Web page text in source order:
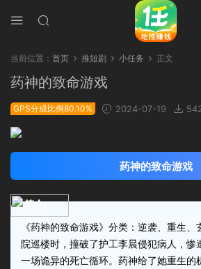
当前位置： 首页 推短剧 小任务 正文
药神的致命游戏
GPS分成比例80.10% 2024-07-19
药神的致命游戏
简介
《药神的致命游戏》分类：逆袭、重生、
院巡楼时，撞破了护工李晨侵犯病人，惨
一场诡异的死亡循环。药神给了她重生的